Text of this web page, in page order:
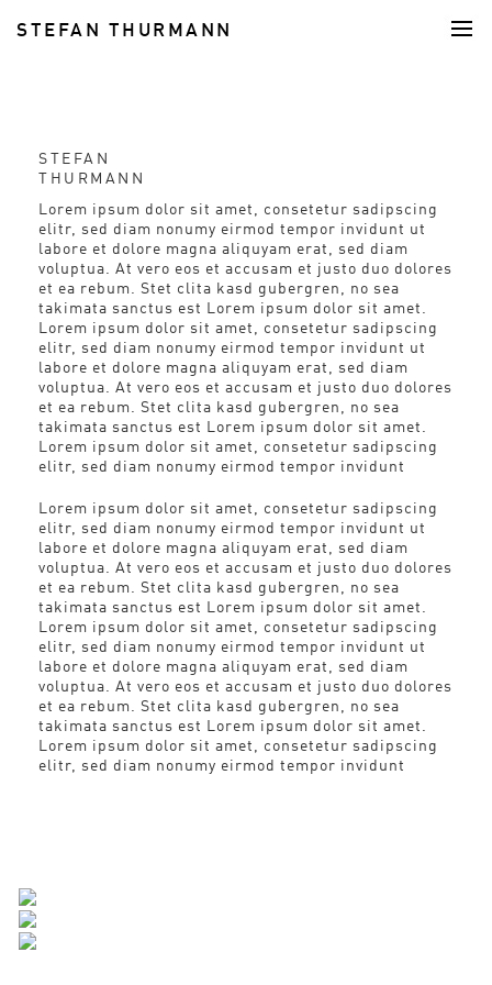
STEFAN THURMANN
FOOD
STEFAN
THURMANN
Lorem ipsum dolor sit amet, consetetur sadipscing
elitr, sed diam nonumy eirmod tempor invidunt ut
labore et dolore magna aliquyam erat, sed diam
voluptua. At vero eos et accusam et justo duo dolores
et ea rebum. Stet clita kasd gubergren, no sea
takimata sanctus est Lorem ipsum dolor sit amet.
Lorem ipsum dolor sit amet, consetetur sadipscing
elitr, sed diam nonumy eirmod tempor invidunt ut
labore et dolore magna aliquyam erat, sed diam
voluptua. At vero eos et accusam et justo duo dolores
et ea rebum. Stet clita kasd gubergren, no sea
takimata sanctus est Lorem ipsum dolor sit amet.
Lorem ipsum dolor sit amet, consetetur sadipscing
elitr, sed diam nonumy eirmod tempor invidunt
Lorem ipsum dolor sit amet, consetetur sadipscing
elitr, sed diam nonumy eirmod tempor invidunt ut
labore et dolore magna aliquyam erat, sed diam
voluptua. At vero eos et accusam et justo duo dolores
et ea rebum. Stet clita kasd gubergren, no sea
takimata sanctus est Lorem ipsum dolor sit amet.
Lorem ipsum dolor sit amet, consetetur sadipscing
elitr, sed diam nonumy eirmod tempor invidunt ut
labore et dolore magna aliquyam erat, sed diam
voluptua. At vero eos et accusam et justo duo dolores
et ea rebum. Stet clita kasd gubergren, no sea
takimata sanctus est Lorem ipsum dolor sit amet.
Lorem ipsum dolor sit amet, consetetur sadipscing
elitr, sed diam nonumy eirmod tempor invidunt